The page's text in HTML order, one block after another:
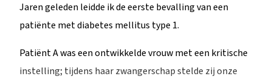
Jaren geleden leidde ik de eerste bevalling van een
patiënte met diabetes mellitus type 1.
Patiënt A was een ontwikkelde vrouw met een kritische
instelling; tijdens haar zwangerschap stelde zij onze